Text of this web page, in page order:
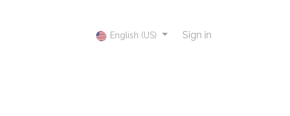
English (US) Sign in